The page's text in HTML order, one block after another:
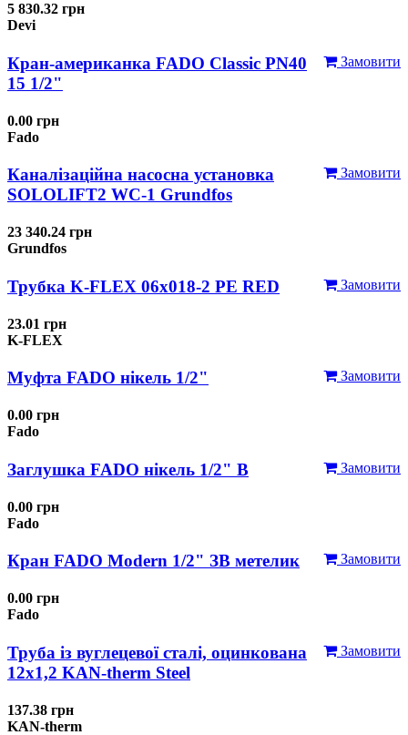
5 830.32 грн
Devi
Замовити
Кран-американка FADO Classic PN40
15 1/2"
0.00 грн
Fado
Замовити
Каналізаційна насосна установка
SOLOLIFT2 WC-1 Grundfos
23 340.24 грн
Grundfos
Замовити
Трубка K-FLEX 06x018-2 РЕ RED
23.01 грн
K-FLEX
Замовити
Муфта FADO нікель 1/2"
0.00 грн
Fado
Замовити
Заглушка FADO нікель 1/2" В
0.00 грн
Fado
Замовити
Кран FADO Modern 1/2" ЗВ метелик
0.00 грн
Fado
Замовити
Труба із вуглецевої сталі, оцинкована
12x1,2 KAN-therm Steel
137.38 грн
KAN-therm